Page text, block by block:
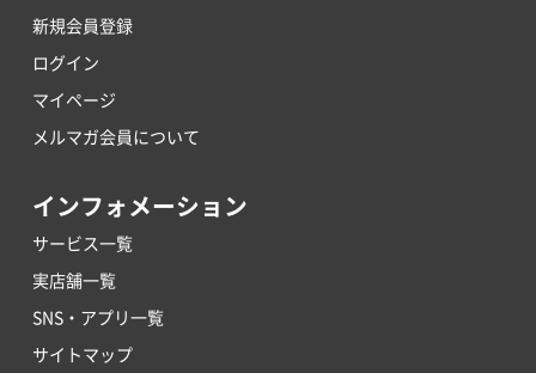
新規会員登録
ログイン
マイページ
メルマガ会員について
インフォメーション
サービス一覧
実店舗一覧
SNS・アプリ一覧
サイトマップ